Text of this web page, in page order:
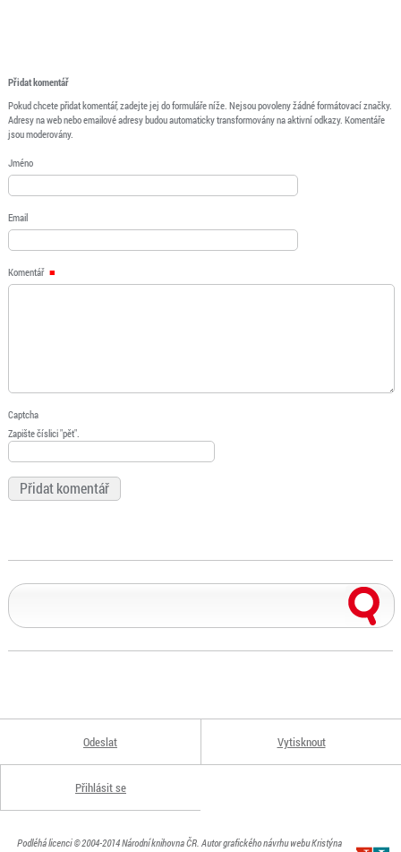
Přidat komentář
Pokud chcete přidat komentář, zadejte jej do formuláře níže. Nejsou povoleny žádné formátovací značky.
Adresy na web nebo emailové adresy budou automaticky transformovány na aktivní odkazy. Komentáře
jsou moderovány.
Jméno
Email
Komentář
Captcha
Zapište číslici "pět".
Odeslat Vytisknout
Přihlásit se
Podléhá licenci© 2004-2014Národní knihovna ČR. Autor grafického návrhu webu Kristýna